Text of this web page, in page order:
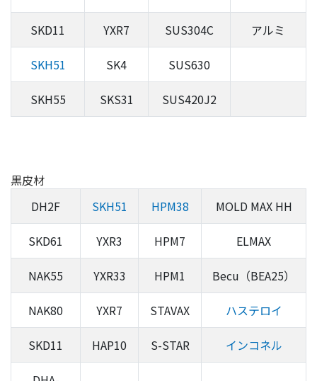
SKD11 YXR7 SUS304C アルミ
SKH51 SK4 SUS630
SKH55 SKS31 SUS420J2
黒皮材
DH2F
SKH51 HPM38 MOLD MAX HH
SKD61 YXR3 HPM7 ELMAX
NAK55 YXR33 HPM1 Becu（BEA25）
NAK80 YXR7 STAVAX ハステロイ
SKD11 HAP10 S-STAR インコネル